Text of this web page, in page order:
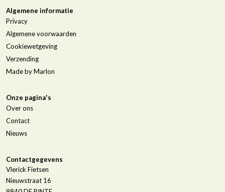
Algemene informatie
Privacy
Algemene voorwaarden
Cookiewetgeving
Verzending
Made by Marlon
Onze pagina's
Over ons
Contact
Nieuws
Contactgegevens
Vlerick Fietsen
Nieuwstraat 16